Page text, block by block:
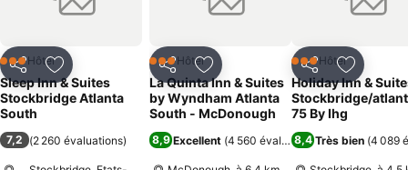
PartagerAjouter à mes favoris
3 ÉtoilesHôtel
Sleep Inn & Suites
Stockbridge Atlanta
South
7,2 (2 260 évaluations)
PartagerAjouter à mes favoris
3 ÉtoilesHôtel
La Quinta Inn & Suites
by Wyndham Atlanta
South - McDonough
8,9 Excellent (4 560 évaluations)
PartagerAjouter
3 ÉtoilesHôtel
Holiday Inn &
Stockbridge/
75 By Ihg
8,4 Très bien (4 089